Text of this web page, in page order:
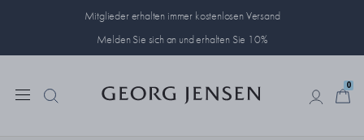
Mitglieder erhalten immer kostenlosen Versand
Melden Sie sich an und erhalten Sie 10%
0